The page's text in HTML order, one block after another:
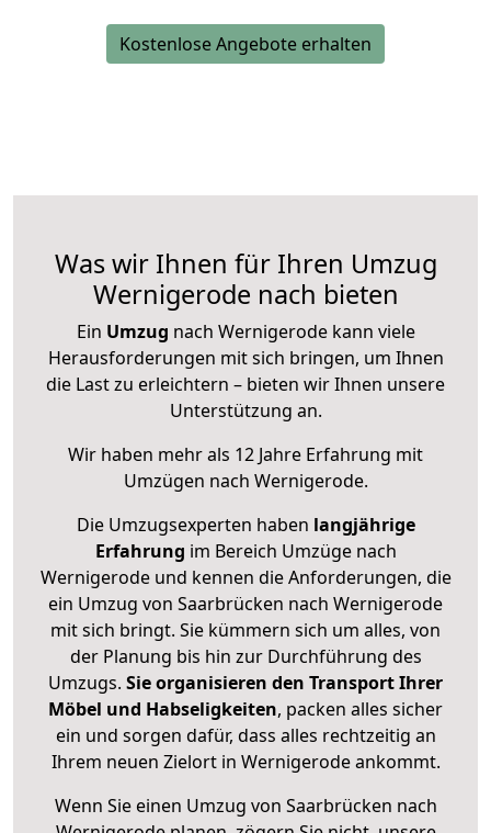
Kostenlose Angebote erhalten
Was wir Ihnen für Ihren Umzug
Wernigerode nach bieten
Ein Umzug nach Wernigerode kann viele
Herausforderungen mit sich bringen, um Ihnen
die Last zu erleichtern – bieten wir Ihnen unsere
Unterstützung an.
Wir haben mehr als 12 Jahre Erfahrung mit
Umzügen nach Wernigerode.
Die Umzugsexperten haben langjährige
Erfahrung im Bereich Umzüge nach
Wernigerode und kennen die Anforderungen, die
ein Umzug von Saarbrücken nach Wernigerode
mit sich bringt. Sie kümmern sich um alles, von
der Planung bis hin zur Durchführung des
Umzugs. Sie organisieren den Transport Ihrer
Möbel und Habseligkeiten, packen alles sicher
ein und sorgen dafür, dass alles rechtzeitig an
Ihrem neuen Zielort in Wernigerode ankommt.
Wenn Sie einen Umzug von Saarbrücken nach